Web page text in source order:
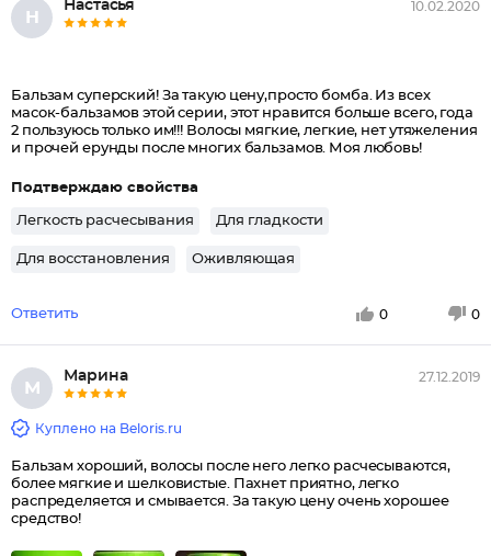
Н
Настасья 10.02.2020
Бальзам суперский! За такую цену,просто бомба. Из всех
масок-бальзамов этой серии, этот нравится больше всего, года
2 пользуюсь только им!!! Волосы мягкие, легкие, нет утяжеления
и прочей ерунды после многих бальзамов. Моя любовь!
Подтверждаю свойства
Легкость расчесывания Для гладкости
Для восстановления Оживляющая
Ответить 0 0
М
Марина 27.12.2019
Куплено на Beloris.ru
Бальзам хороший, волосы после него легко расчесываются,
более мягкие и шелковистые. Пахнет приятно, легко
распределяется и смывается. За такую цену очень хорошее
средство!